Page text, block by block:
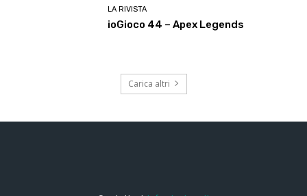
LA RIVISTA
ioGioco 44 – Apex Legends
Carica altri